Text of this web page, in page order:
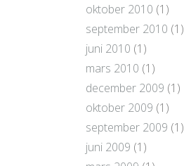
oktober 2010 (1)
september 2010 (1)
juni 2010 (1)
mars 2010 (1)
december 2009 (1)
oktober 2009 (1)
september 2009 (1)
juni 2009 (1)